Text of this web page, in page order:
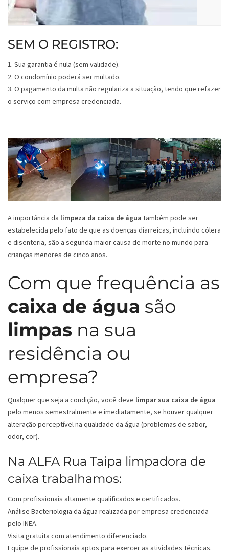
SEM O REGISTRO:
1. Sua garantia é nula (sem validade).
2. O condomínio poderá ser multado.
3. O pagamento da multa não regulariza a situação, tendo que refazer
o serviço com empresa credenciada.
A importância da limpeza da caixa de água também pode ser
estabelecida pelo fato de que as doenças diarreicas, incluindo cólera
e disenteria, são a segunda maior causa de morte no mundo para
crianças menores de cinco anos.
Com que frequência as
caixa de água são
limpas na sua
residência ou
empresa?
Qualquer que seja a condição, você deve limpar sua caixa de água
pelo menos semestralmente e imediatamente, se houver qualquer
alteração perceptível na qualidade da água (problemas de sabor,
odor, cor).
Na ALFA Rua Taipa limpadora de
caixa trabalhamos:
Com profissionais altamente qualificados e certificados.
Análise Bacteriologia da água realizada por empresa credenciada
pelo INEA.
Visita gratuita com atendimento diferenciado.
Equipe de profissionais aptos para exercer as atividades técnicas.